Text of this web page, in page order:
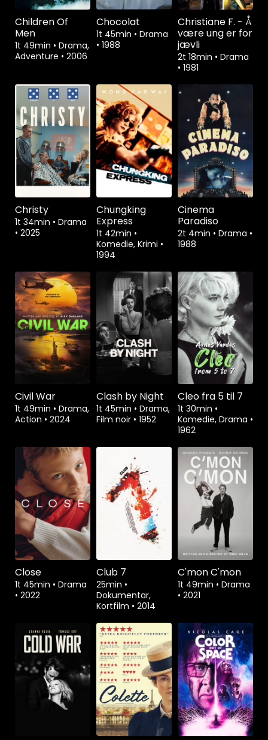
Children Of
Men
1t 49min • Drama,
Adventure • 2006
Chocolat
1t 45min • Drama
• 1988
Christiane F. - Å
være ung er for
jævli
2t 18min • Drama
• 1981
Christy
1t 34min • Drama
• 2025
Chungking
Express
1t 42min •
Komedie, Krimi •
1994
Cinema
Paradiso
2t 4min • Drama •
1988
Civil War
1t 49min • Drama,
Action • 2024
Clash by Night
1t 45min • Drama,
Film noir • 1952
Cleo fra 5 til 7
1t 30min •
Komedie, Drama •
1962
Close
1t 45min • Drama
• 2022
Club 7
25min •
Dokumentar,
Kortfilm • 2014
C'mon C'mon
1t 49min • Drama
• 2021